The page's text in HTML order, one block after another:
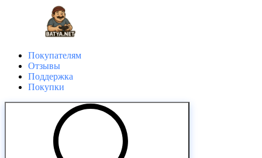
Покупателям
Отзывы
Поддержка
Покупки